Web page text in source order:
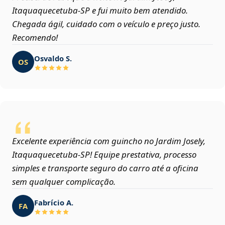
Itaquaquecetuba‑SP e fui muito bem atendido.
Chegada ágil, cuidado com o veículo e preço justo.
Recomendo!
OS Osvaldo S.
Excelente experiência com guincho no Jardim Josely,
Itaquaquecetuba‑SP! Equipe prestativa, processo
simples e transporte seguro do carro até a oficina
sem qualquer complicação.
FA Fabrício A.